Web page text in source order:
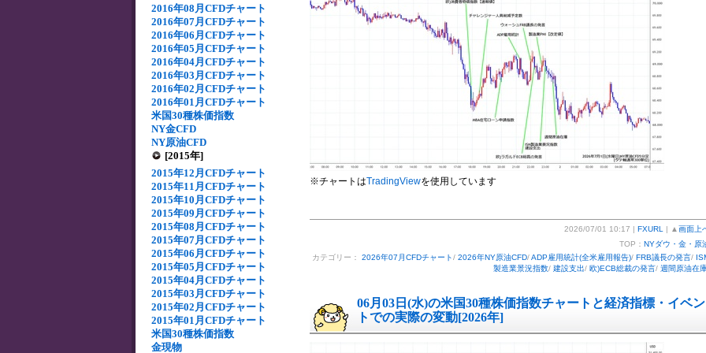
2016年08月CFDチャート
2016年07月CFDチャート
2016年06月CFDチャート
2016年05月CFDチャート
2016年04月CFDチャート
2016年03月CFDチャート
2016年02月CFDチャート
2016年01月CFDチャート
米国30種株価指数
NY金CFD
NY原油CFD
[2015年]
2015年12月CFDチャート
2015年11月CFDチャート
2015年10月CFDチャート
2015年09月CFDチャート
2015年08月CFDチャート
2015年07月CFDチャート
2015年06月CFDチャート
2015年05月CFDチャート
2015年04月CFDチャート
2015年03月CFDチャート
2015年02月CFDチャート
2015年01月CFDチャート
米国30種株価指数
金現物
※チャートはTradingViewを使用しています
2026/07/01 10:17 | FXURL | ▲ 画面上
TOP： NYダウ・金・原
カテゴリー： 2026年07月CFDチャート/ 2026年NY原油CFD/ADP雇用統計(全米雇用報告)/ FRB議長の発言/
製造業景況指数/ 建設支出/ 欧)ECB総裁の発言/ 週間原油在
06月03日(水)の米国30種株価指数チャートと経済指標・イベン
トでの実際の変動[2026年]